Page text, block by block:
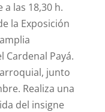
las 18,30 h.
la Exposición
Payá.
junto
Realiza una
del insigne